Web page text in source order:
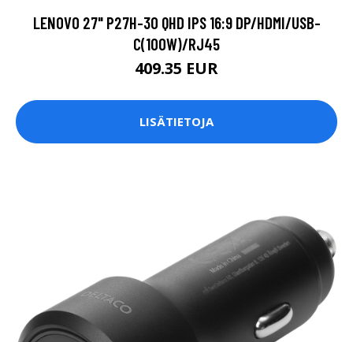
LENOVO 27" P27H-30 QHD IPS 16:9 DP/HDMI/USB-
C(100W)/RJ45
409.35 EUR
LISÄTIETOJA